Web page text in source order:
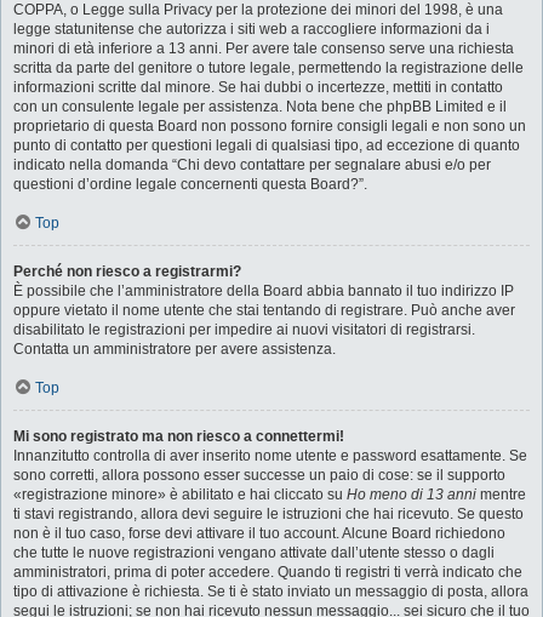
COPPA, o Legge sulla Privacy per la protezione dei minori del 1998, è una
legge statunitense che autorizza i siti web a raccogliere informazioni da i
minori di età inferiore a 13 anni. Per avere tale consenso serve una richiesta
scritta da parte del genitore o tutore legale, permettendo la registrazione delle
informazioni scritte dal minore. Se hai dubbi o incertezze, mettiti in contatto
con un consulente legale per assistenza. Nota bene che phpBB Limited e il
proprietario di questa Board non possono fornire consigli legali e non sono un
punto di contatto per questioni legali di qualsiasi tipo, ad eccezione di quanto
indicato nella domanda “Chi devo contattare per segnalare abusi e/o per
questioni d’ordine legale concernenti questa Board?”.
Top
Perché non riesco a registrarmi?
È possibile che l’amministratore della Board abbia bannato il tuo indirizzo IP
oppure vietato il nome utente che stai tentando di registrare. Può anche aver
disabilitato le registrazioni per impedire ai nuovi visitatori di registrarsi.
Contatta un amministratore per avere assistenza.
Top
Mi sono registrato ma non riesco a connettermi!
Innanzitutto controlla di aver inserito nome utente e password esattamente. Se
sono corretti, allora possono esser successe un paio di cose: se il supporto
«registrazione minore» è abilitato e hai cliccato su Ho meno di 13 anni mentre
ti stavi registrando, allora devi seguire le istruzioni che hai ricevuto. Se questo
non è il tuo caso, forse devi attivare il tuo account. Alcune Board richiedono
che tutte le nuove registrazioni vengano attivate dall’utente stesso o dagli
amministratori, prima di poter accedere. Quando ti registri ti verrà indicato che
tipo di attivazione è richiesta. Se ti è stato inviato un messaggio di posta, allora
segui le istruzioni; se non hai ricevuto nessun messaggio... sei sicuro che il tuo